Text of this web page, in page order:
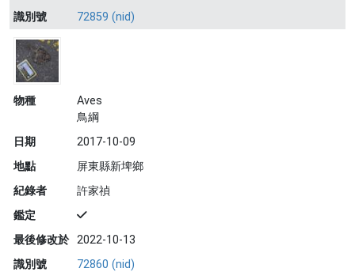
識別號
72859 (nid)
物種
Aves
鳥綱
日期
2017-10-09
地點
屏東縣新埤鄉
紀錄者
許家禎
鑑定
最後修改於 2022-10-13
識別號
72860 (nid)